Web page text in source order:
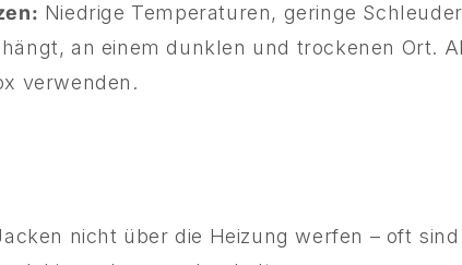
Niedrige Temperaturen, geringe
an einem dunklen und trockenen Ort.
verwenden.
nicht über die Heizung werfen – oft